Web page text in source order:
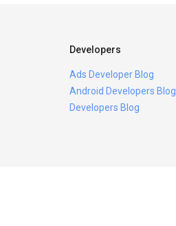
Developers
Ads Developer Blog
Android Developers Blog
Developers Blog